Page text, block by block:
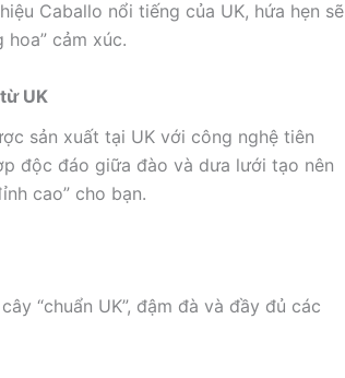
Caballo nổi tiếng của UK, hứa hẹn sẽ
hoa” cảm xúc.
UK
sản xuất tại UK với công nghệ tiên
độc đáo giữa đào và dưa lưới tạo nên
cao” cho bạn.
“chuẩn UK”, đậm đà và đầy đủ các